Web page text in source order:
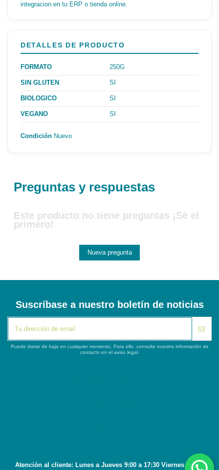
integracion en tu ERP o tienda online.
DETALLES DE PRODUCTO
FORMATO 250G
SIN GLUTEN SI
BIOLOGICO SI
VEGANO SI
Condición Nuevo
Preguntas y respuestas
Este producto no tiene preguntas ¡Sé el
primero!
Nueva pregunta
Suscríbase a nuestro boletín de noticias
Puede darse de baja en cualquier momento. Para ello, consulte nuestra información de
contacto en el aviso legal.
Atención al cliente: Lunes a Jueves 9:00 a 17:30 Viernes 8:45 a